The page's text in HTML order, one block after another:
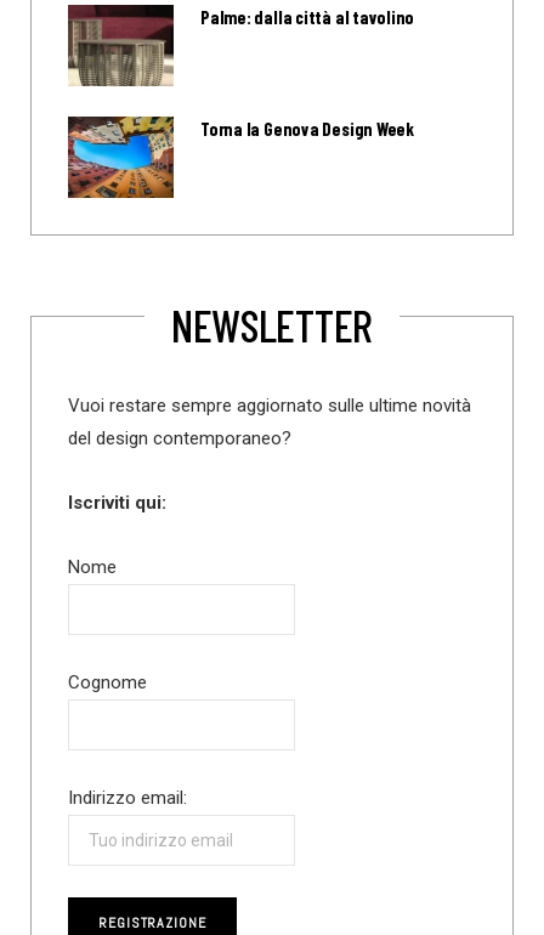
Palme: dalla città al tavolino
Torna la Genova Design Week
NEWSLETTER
Vuoi restare sempre aggiornato sulle ultime novità
del design contemporaneo?
Iscriviti qui:
Nome
Cognome
Indirizzo email: